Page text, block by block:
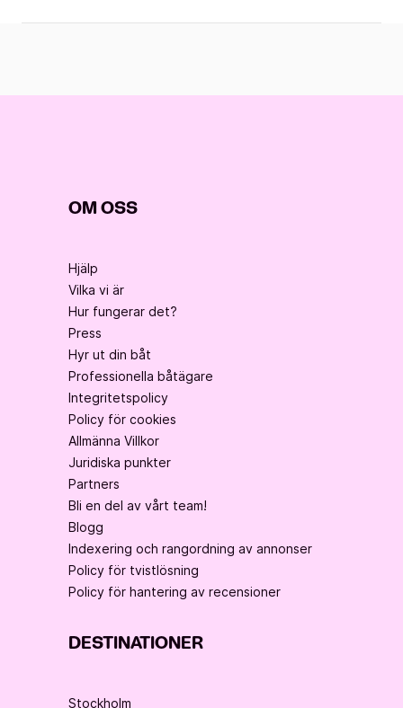
OM OSS
Hjälp
Vilka vi är
Hur fungerar det?
Press
Hyr ut din båt
Professionella båtägare
Integritetspolicy
Policy för cookies
Allmänna Villkor
Juridiska punkter
Partners
Bli en del av vårt team!
Blogg
Indexering och rangordning av annonser
Policy för tvistlösning
Policy för hantering av recensioner
DESTINATIONER
Stockholm